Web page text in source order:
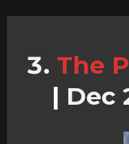
The
| Dec